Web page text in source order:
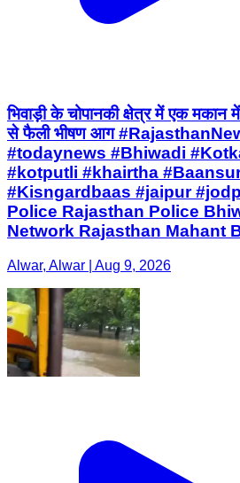
भिवाड़ी के चोपानकी क्षेत्र में एक
से फैली भीषण आग
#todaynews #Bhiwadi
#kotputli #khairtha
#Kisngardbaas #jaipur
Police Rajasthan Police
Network Rajasthan Mahant
Alwar, Alwar | Aug 9, 2026